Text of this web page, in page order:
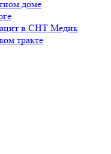
доме
в СНТ Медик
тракте